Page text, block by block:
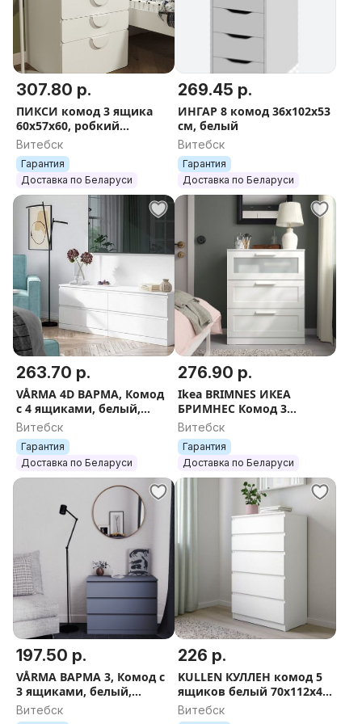
307.80 р.
ПИКСИ комод 3 ящика
60x57x60, робкий
подснежник
Витебск
Гарантия
Доставка по Беларуси
269.45 р.
ИНГАР 8 комод 36х102х53
см, белый
Витебск
Гарантия
Доставка по Беларуси
263.70 р.
VÅRMA 4D ВАРМА, Комод
с 4 ящиками, белый,
160х54х40
Витебск
Гарантия
Доставка по Беларуси
276.90 р.
Ikea BRIMNES ИКЕА
БРИМНЕС Комод 3
ящиками, белое/матовое
стекло, 78x95 см
Витебск
Гарантия
Доставка по Беларуси
197.50 р.
VÅRMA ВАРМА 3, Комод с
3 ящиками, белый,
беленый дуб 78х80х40
Витебск
226 р.
KULLEN КУЛЛЕН комод 5
ящиков белый 70х112х40
см
Витебск